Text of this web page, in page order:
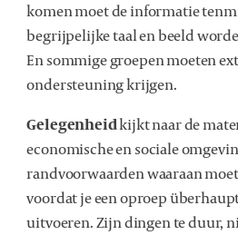
komen moet de informatie
begrijpelijke taal en beeld
En sommige groepen moeten
ondersteuning krijgen.
Gelegenheidkijkt naar de
economische en sociale
randvoorwaarden waaraan
voordat je een oproep
uitvoeren. Zijn dingen te duur,